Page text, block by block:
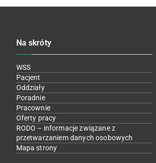
Na skróty
WSS
Pacjent
Oddziały
Poradnie
Pracownie
Oferty pracy
RODO – informacje związane z
przetwarzaniem danych osobowych
Mapa strony